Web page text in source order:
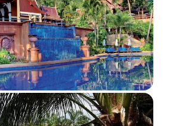
1543€/pers.
Retour le
02/09/2026
1476€/pers.
Retour le
07/09/2026
sept. 2026
1492€/pers.
Retour le
09/09/2026